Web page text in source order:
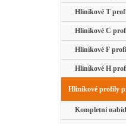
Hliníkové T
Hliníkové C
Hliníkové F
Hliníkové H
Hliníkové profily
Kompletní